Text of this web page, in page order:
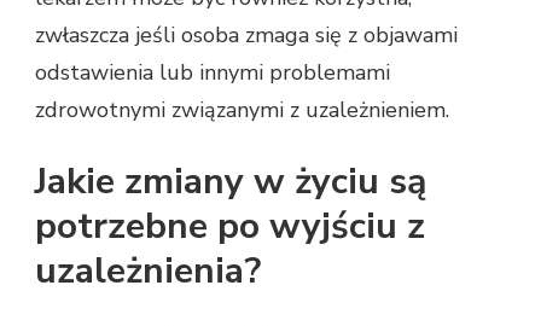
zwłaszcza jeśli osoba zmaga się z objawami
odstawienia lub innymi problemami
zdrowotnymi związanymi z uzależnieniem.
Jakie zmiany w życiu są
potrzebne po wyjściu z
uzależnienia?